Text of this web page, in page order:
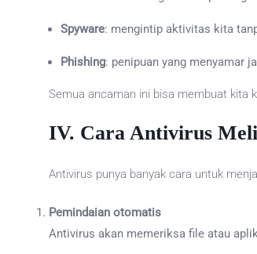
Spyware: mengintip aktivitas kita
Phishing: penipuan yang menyamar
Semua ancaman ini bisa membuat kita
IV. Cara Antivirus
Antivirus punya banyak cara untuk
Pemindaian otomatis
Antivirus akan memeriksa file atau